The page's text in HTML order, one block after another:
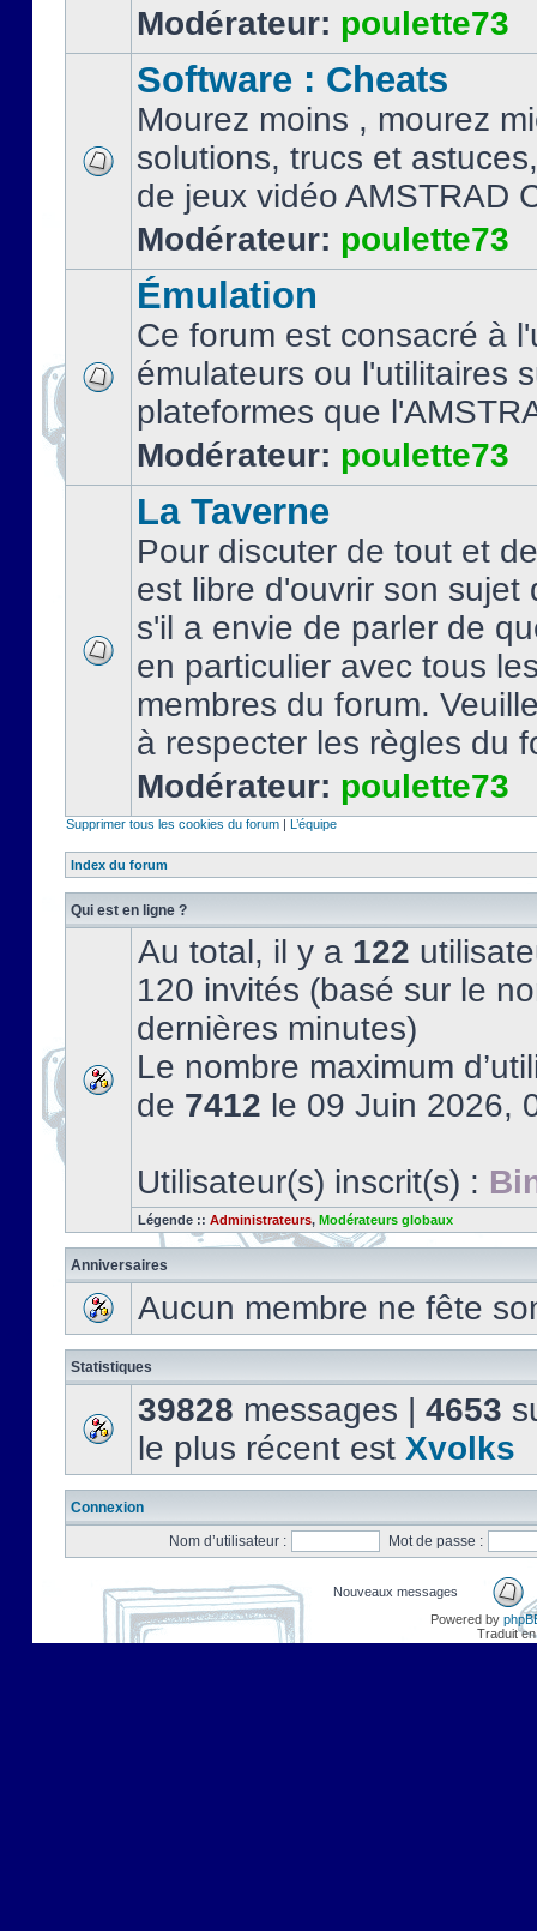
Modérateur: poulette73
Software : Cheats
Mourez moins , mourez
solutions, trucs et
de jeux vidéo AMSTRAD
Modérateur: poulette73
Émulation
Ce forum est consacré à
émulateurs ou l'utilitaires
plateformes que
Modérateur: poulette73
La Taverne
Pour discuter de tout et
est libre d'ouvrir son sujet
s'il a envie de parler de
en particulier avec tous
membres du forum.
à respecter les règles du
Modérateur: poulette73
Supprimer tous les cookies du forum | L’équipe
Index du forum
Qui est en ligne ?
Au total, il y a 122
120 invités (basé sur le
dernières minutes)
Le nombre maximum
de 7412 le 09 Juin 2026,
Utilisateur(s) inscrit(s) :
Légende :: Administrateurs, Modérateurs globaux
Anniversaires
Aucun membre ne fête
Statistiques
39828 messages | 4653
le plus récent est Xvolks
Connexion
Nom d’utilisateur :
Mot de passe :
Nouveaux messages
Powered by
Traduit